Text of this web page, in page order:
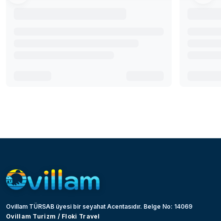
Ovillam TÜRSAB üyesi bir seyahat Acentasıdır. Belge No: 14069
Ovillam Turizm / Floki Travel